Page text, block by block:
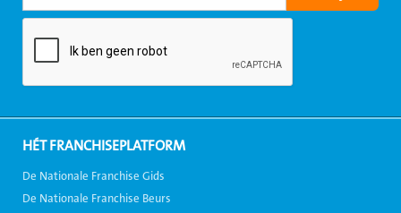
HÉT FRANCHISEPLATFORM
De Nationale Franchise Gids
De Nationale Franchise Beurs